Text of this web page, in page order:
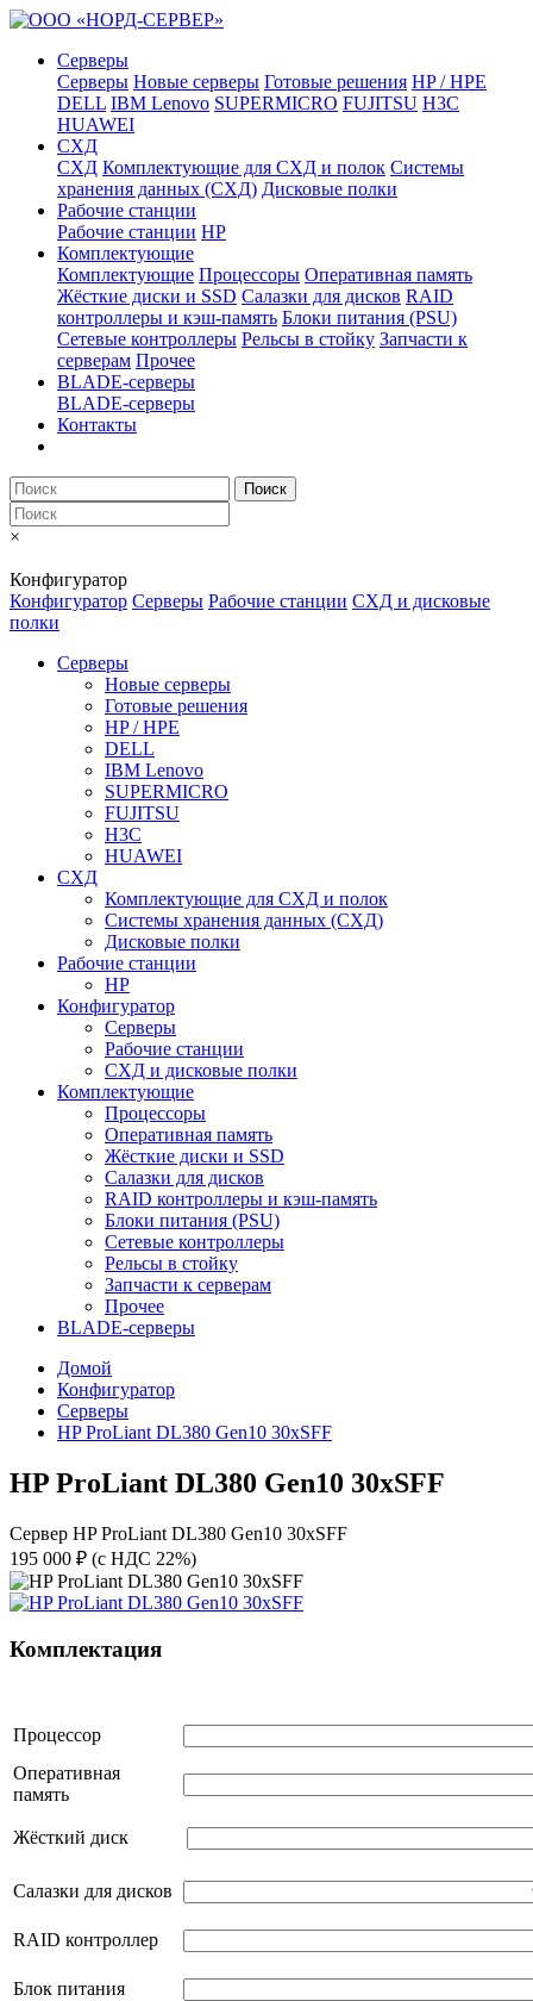
Серверы
Серверы Новые серверы Готовые решения HP / HPE
DELL IBM Lenovo SUPERMICRO FUJITSU H3C
HUAWEI
СХД
СХД Комплектующие для СХД и полок Системы
хранения данных (СХД) Дисковые полки
Рабочие станции
Рабочие станции HP
Комплектующие
Комплектующие Процессоры Оперативная память
Жёсткие диски и SSD Салазки для дисков RAID
контроллеры и кэш-память Блоки питания (PSU)
Сетевые контроллеры Рельсы в стойку Запчасти к
серверам Прочее
BLADE-серверы
BLADE-серверы
Контакты
Поиск
×
Конфигуратор
Конфигуратор Серверы Рабочие станции СХД и дисковые
полки
Серверы
Новые серверы
Готовые решения
HP / HPE
DELL
IBM Lenovo
SUPERMICRO
FUJITSU
H3C
HUAWEI
СХД
Комплектующие для СХД и полок
Системы хранения данных (СХД)
Дисковые полки
Рабочие станции
HP
Конфигуратор
Серверы
Рабочие станции
СХД и дисковые полки
Комплектующие
Процессоры
Оперативная память
Жёсткие диски и SSD
Салазки для дисков
RAID контроллеры и кэш-память
Блоки питания (PSU)
Сетевые контроллеры
Рельсы в стойку
Запчасти к серверам
Прочее
BLADE-серверы
Домой
Конфигуратор
Серверы
HP ProLiant DL380 Gen10 30xSFF
HP ProLiant DL380 Gen10 30xSFF
Сервер HP ProLiant DL380 Gen10 30xSFF
195 000 ₽ (с НДС 22%)
Комплектация
Процессор
Оперативная
память
Жёсткий диск
Салазки для дисков
RAID контроллер
Блок питания